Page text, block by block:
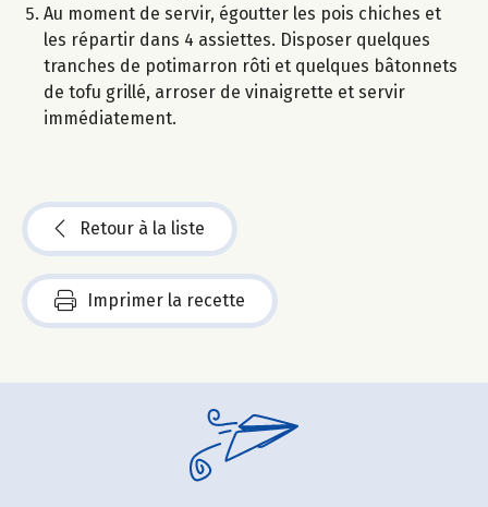
Au moment de servir, égoutter les pois chiches et
les répartir dans 4 assiettes. Disposer quelques
tranches de potimarron rôti et quelques bâtonnets
de tofu grillé, arroser de vinaigrette et servir
immédiatement.
Retour à la liste
Imprimer la recette